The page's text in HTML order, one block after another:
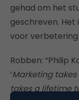
gehad om het
geschreven.
voor
Robben: “Philip
‘Marketing
takes a lifetime